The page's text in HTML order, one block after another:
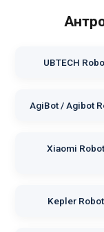
UBTECH
AgiBot / Agibot
Xiaomi
Kepler